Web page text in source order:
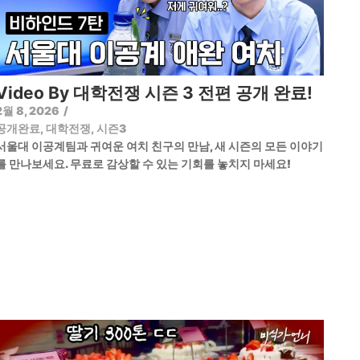
By 대학전쟁 시즌 3 전편 공개 완료!
8, 2026 /
개완료,대학전쟁,시즌3
울대 이공계팀과 귀여운 여치 친구의 만남, 새 시즌의 모든 이야기
만나보세요. 무료로 감상할 수 있는 기회를 놓치지 마세요!